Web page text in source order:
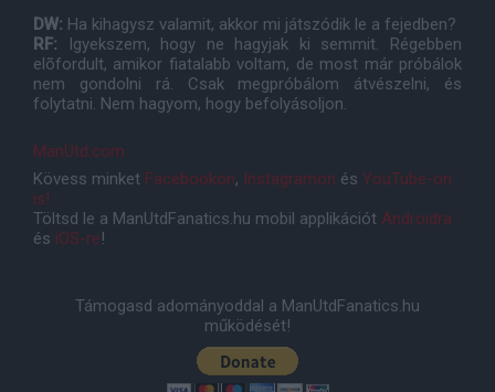
DW: Ha kihagysz valamit, akkor mi játszódik le a fejedben?
RF: Igyekszem, hogy ne hagyjak ki semmit. Régebben
elõfordult, amikor fiatalabb voltam, de most már próbálok
nem gondolni rá. Csak megpróbálom átvészelni, és
folytatni. Nem hagyom, hogy befolyásoljon.
ManUtd.com
Kövess minket Facebookon, Instagramon és YouTube-on
is!
Töltsd le a ManUtdFanatics.hu mobil applikációt Androidra
és iOS-re!
Támogasd adományoddal a ManUtdFanatics.hu
működését!